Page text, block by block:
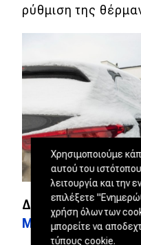
ρύθμιση της
ΔΕΙΤΕ ΑΚΟΜΗ
Macan 4, αλλαγή
Χρησιμοποιούμε
αυτού του
λειτουργία και την
επιλέξετε
χρήση όλων των
μπορείτε να
τύπους cookie.